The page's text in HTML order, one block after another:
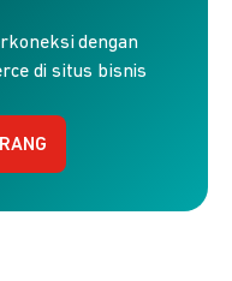
dengan
di situs bisnis